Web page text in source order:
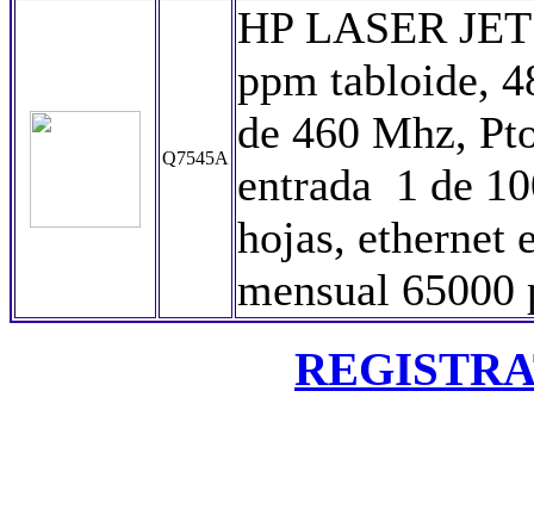
Q7545A
HP LASER
ppm tabloide,
de 460 Mhz,
entrada 1 de
hojas, ethernet
mensual